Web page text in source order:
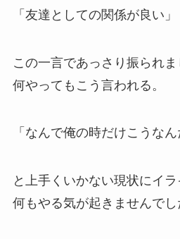
「友達としての関係が良い」
この一言であっさり振られま
何やってもこう言われる。
「なんで俺の時だけこうなん
と上手くいかない現状にイラ
何もやる気が起きませんでし